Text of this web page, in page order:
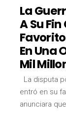
La
A Su
En Una
Mil
La disputa
entró en su
anunciara